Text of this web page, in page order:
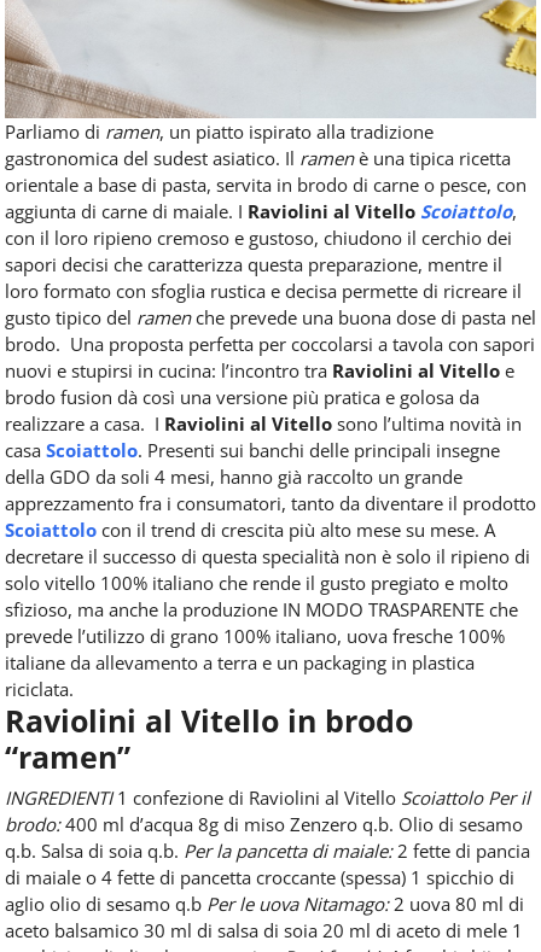
Parliamo di ramen, un piatto ispirato alla tradizione
gastronomica del sudest asiatico. Il ramenè una tipica ricetta
orientale a base di pasta, servita in brodo di carne o pesce, con
aggiunta di carne di maiale. I Raviolini al Vitello Scoiattolo,
con il loro ripieno cremoso e gustoso, chiudono il cerchio dei
sapori decisi che caratterizza questa preparazione, mentre il
loro formato con sfoglia rustica e decisa permette di ricreare il
gusto tipico del ramenche prevede una buona dose di pasta nel
brodo. Una proposta perfetta per coccolarsi a tavola con sapori
nuovi e stupirsi in cucina: l’incontro tra Raviolini al Vitello e
brodo fusion dà così una versione più pratica e golosa da
realizzare a casa. I Raviolini al Vitello sono l’ultima novità in
casa Scoiattolo. Presenti sui banchi delle principali insegne
della GDO da soli 4 mesi, hanno già raccolto un grande
apprezzamento fra i consumatori, tanto da diventare il prodotto
Scoiattolo con il trend di crescita più alto mese su mese. A
decretare il successo di questa specialità non è solo il ripieno di
solo vitello 100% italiano che rende il gusto pregiato e molto
sfizioso, ma anche la produzione IN MODO TRASPARENTE che
prevede l’utilizzo di grano 100% italiano, uova fresche 100%
italiane da allevamento a terra e un packaging in plastica
riciclata.
Raviolini al Vitello in brodo
“ramen”
INGREDIENTI 1 confezione di Raviolini al Vitello Scoiattolo Per il
brodo: 400 ml d’acqua 8g di miso Zenzero q.b. Olio di sesamo
q.b. Salsa di soia q.b. Per la pancetta di maiale: 2 fette di pancia
di maiale o 4 fette di pancetta croccante (spessa) 1 spicchio di
aglio olio di sesamo q.b Per le uova Nitamago: 2 uova 80 ml di
aceto balsamico 30 ml di salsa di soia 20 ml di aceto di mele 1